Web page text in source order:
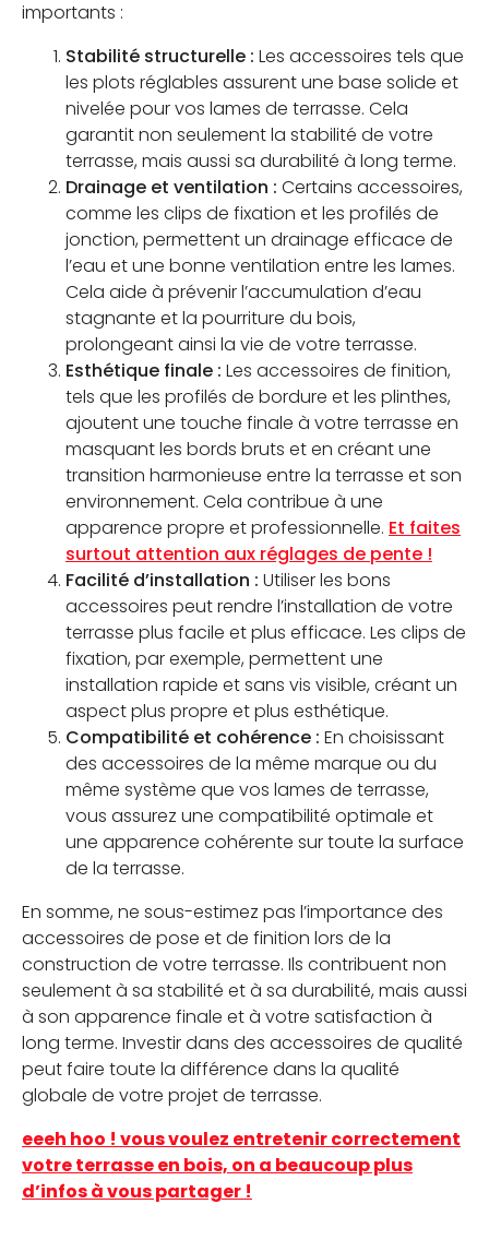
importants :
Stabilité structurelle : Les accessoires tels que
les plots réglables assurent une base solide et
nivelée pour vos lames de terrasse. Cela
garantit non seulement la stabilité de votre
terrasse, mais aussi sa durabilité à long terme.
Drainage et ventilation : Certains accessoires,
comme les clips de fixation et les profilés de
jonction, permettent un drainage efficace de
l’eau et une bonne ventilation entre les lames.
Cela aide à prévenir l’accumulation d’eau
stagnante et la pourriture du bois,
prolongeant ainsi la vie de votre terrasse.
Esthétique finale : Les accessoires de finition,
tels que les profilés de bordure et les plinthes,
ajoutent une touche finale à votre terrasse en
masquant les bords bruts et en créant une
transition harmonieuse entre la terrasse et son
environnement. Cela contribue à une
apparence propre et professionnelle. Et faites
surtout attention aux réglages de pente !
Facilité d’installation : Utiliser les bons
accessoires peut rendre l’installation de votre
terrasse plus facile et plus efficace. Les clips de
fixation, par exemple, permettent une
installation rapide et sans vis visible, créant un
aspect plus propre et plus esthétique.
Compatibilité et cohérence : En choisissant
des accessoires de la même marque ou du
même système que vos lames de terrasse,
vous assurez une compatibilité optimale et
une apparence cohérente sur toute la surface
de la terrasse.
En somme, ne sous-estimez pas l’importance des
accessoires de pose et de finition lors de la
construction de votre terrasse. Ils contribuent non
seulement à sa stabilité et à sa durabilité, mais aussi
à son apparence finale et à votre satisfaction à
long terme. Investir dans des accessoires de qualité
peut faire toute la différence dans la qualité
globale de votre projet de terrasse.
eeeh hoo ! vous voulez entretenir correctement
votre terrasse en bois, on a beaucoup plus
d’infos à vous partager !